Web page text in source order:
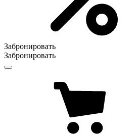
Забронировать
Забронировать